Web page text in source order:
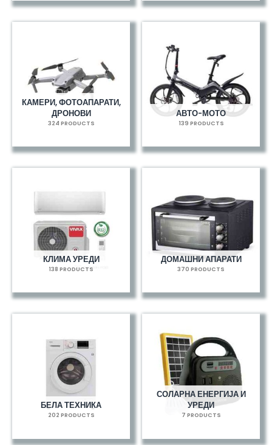
КАМЕРИ, ФОТОАПАРАТИ,
ДРОНОВИ
324 PRODUCTS
АВТО-МОТО
139 PRODUCTS
КЛИМА УРЕДИ
138 PRODUCTS
ДОМАШНИ АПАРАТИ
370 PRODUCTS
БЕЛА ТЕХНИКА
202 PRODUCTS
СОЛАРНА ЕНЕРГИЈА И
УРЕДИ
7 PRODUCTS